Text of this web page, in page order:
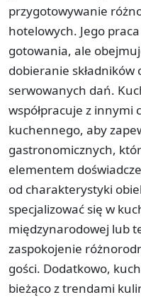
przygotowywanie
hotelowych. Jego
gotowania, ale
dobieranie
serwowanych dań.
współpracuje z innymi
kuchennego, aby
gastronomicznych,
elementem
od charakterystyki
specjalizować się w
międzynarodowej lub
zaspokojenie
gości. Dodatkowo,
bieżąco z trendami